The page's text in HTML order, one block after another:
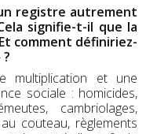
registre autrement
signifie-t-il que la
comment définiriez-
multiplication et une
sociale : homicides,
cambriolages,
couteau, règlements